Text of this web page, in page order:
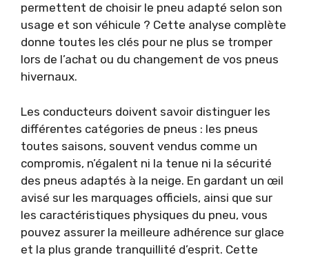
permettent de choisir le pneu adapté selon son
usage et son véhicule ? Cette analyse complète
donne toutes les clés pour ne plus se tromper
lors de l’achat ou du changement de vos pneus
hivernaux.
Les conducteurs doivent savoir distinguer les
différentes catégories de pneus : les pneus
toutes saisons, souvent vendus comme un
compromis, n’égalent ni la tenue ni la sécurité
des pneus adaptés à la neige. En gardant un œil
avisé sur les marquages officiels, ainsi que sur
les caractéristiques physiques du pneu, vous
pouvez assurer la meilleure adhérence sur glace
et la plus grande tranquillité d’esprit. Cette